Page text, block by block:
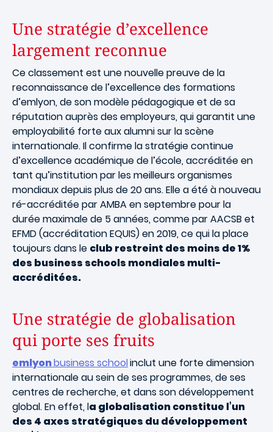
Une stratégie d’excellence
largement reconnue
Ce classement est une nouvelle preuve de la
reconnaissance de l’excellence des formations
d’emlyon, de son modèle pédagogique et de sa
réputation auprès des employeurs, qui garantit une
employabilité forte aux alumni sur la scène
internationale. Il confirme la stratégie continue
d’excellence académique de l’école, accréditée en
tant qu’institution par les meilleurs organismes
mondiaux depuis plus de 20 ans. Elle a été à nouveau
ré-accréditée par AMBA en septembre pour la
durée maximale de 5 années, comme par AACSB et
EFMD (accréditation EQUIS) en 2019, ce qui la place
toujours dans le club restreint des moins de 1%
des business schools mondiales multi-
accréditées.
Une stratégie de globalisation
qui porte ses fruits
emlyonbusiness schoolinclut une forte dimension
internationale au sein de ses programmes, de ses
centres de recherche, et dans son développement
global. En effet, la globalisation constitue l’un
des 4 axes stratégiques du développement